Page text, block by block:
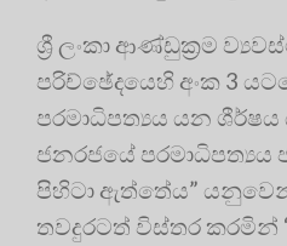
ශ්‍රී ලංකා ආණ්ඩුක්‍රම
පරිච්ඡේදයෙහි අංක 3
පරමාධිපත්‍යය යන ශීර්ෂය
ජනරජයේ පරමාධිපත්‍යය
පිහිටා ඇත්තේය”
තවදුරටත් විස්තර කරමින්